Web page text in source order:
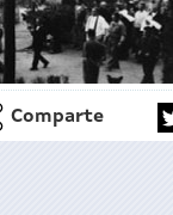
Comparte